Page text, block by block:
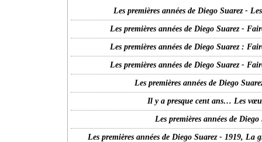
Les premières années de Diego Suarez -
Les premières années de Diego Suarez -
Les premières années de Diego Suarez :
Les premières années de Diego Suarez -
Les premières années de Diego
Il y a presque cent ans… Les
Les premières années de
Les premières années de Diego Suarez - 1919,